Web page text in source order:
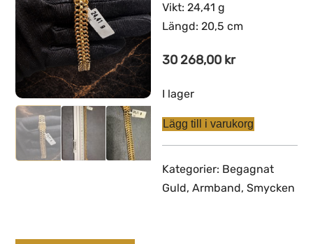
Vikt: 24,41 g
Längd: 20,5 cm
30 268,00 kr
I lager
Begagnad
i
18K
Lägg till i varukorg
Kategorier: Begagnat
Guld,Armband,Smycken